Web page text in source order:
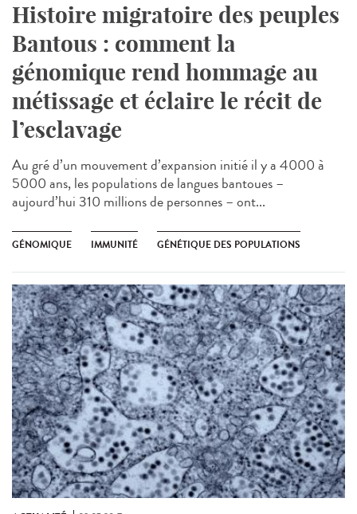
Histoire migratoire des peuples
Bantous : comment la
génomique rend hommage au
métissage et éclaire le récit de
l’esclavage
Au gré d’un mouvement d’expansion initié il y a 4000 à
5000 ans, les populations de langues bantoues –
aujourd’hui 310 millions de personnes – ont...
GÉNOMIQUE IMMUNITÉ GÉNÉTIQUE DES POPULATIONS